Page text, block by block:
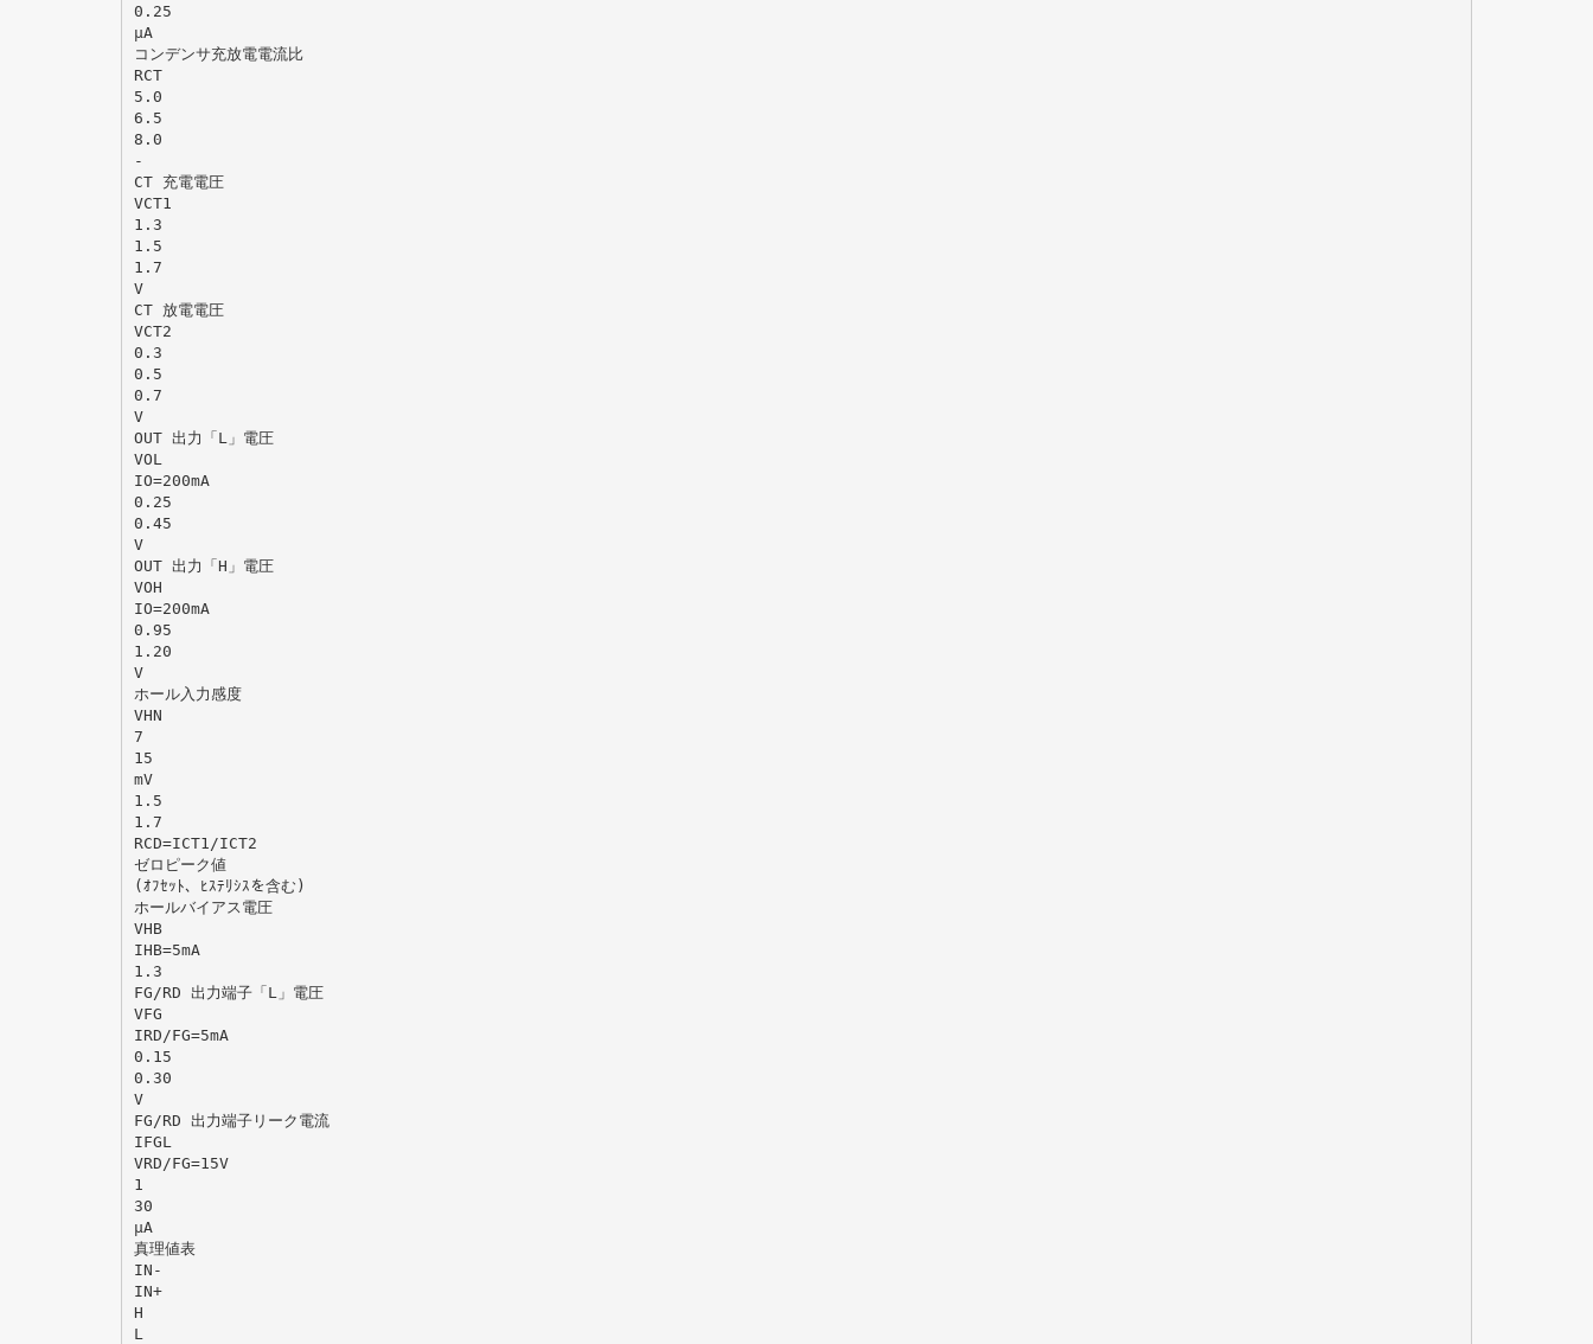
0.25
μA
コンデンサ充放電電流比
RCT
5.0
6.5
8.0
-
CT 充電電圧
VCT1
1.3
1.5
1.7
V
CT 放電電圧
VCT2
0.3
0.5
0.7
V
OUT 出力「L」電圧
VOL
IO=200mA
0.25
0.45
V
OUT 出力「H」電圧
VOH
IO=200mA
0.95
1.20
V
ホール入力感度
VHN
7
15
mV
1.5
1.7
RCD=ICT1/ICT2
ゼロピーク値
(ｵﾌｾｯﾄ、ﾋｽﾃﾘｼｽを含む)
ホールバイアス電圧
VHB
IHB=5mA
1.3
FG/RD 出力端子「L」電圧
VFG
IRD/FG=5mA
0.15
0.30
V
FG/RD 出力端子リーク電流
IFGL
VRD/FG=15V
1
30
μA
真理値表
IN-
IN+
H
L